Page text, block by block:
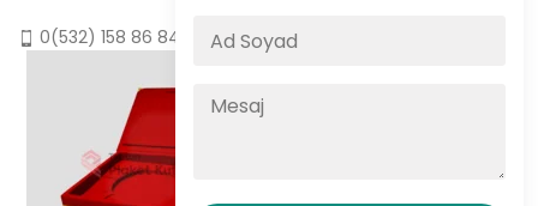
0(532) 158 86 84